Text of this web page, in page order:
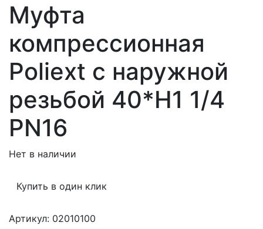
Муфта
компрессионная
Poliext с наружной
резьбой 40*Н1 1/4
PN16
Нет в наличии
Купить в один клик
Артикул: 02010100